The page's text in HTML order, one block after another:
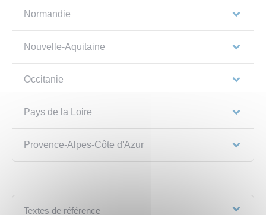
Normandie
Nouvelle-Aquitaine
Occitanie
Pays de la Loire
Provence-Alpes-Côte d'Azur
Textes de référence